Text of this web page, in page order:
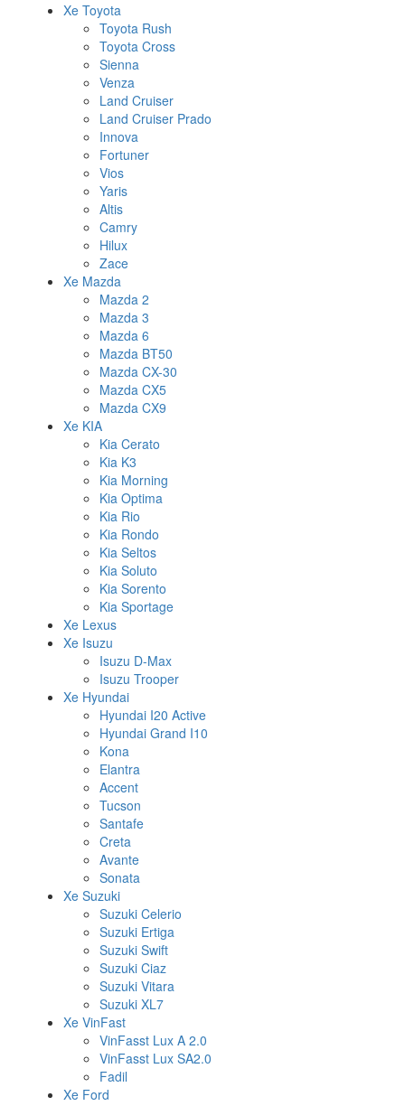
Xe Toyota
Toyota Rush
Toyota Cross
Sienna
Venza
Land Cruiser
Land Cruiser Prado
Innova
Fortuner
Vios
Yaris
Altis
Camry
Hilux
Zace
Xe Mazda
Mazda 2
Mazda 3
Mazda 6
Mazda BT50
Mazda CX-30
Mazda CX5
Mazda CX9
Xe KIA
Kia Cerato
Kia K3
Kia Morning
Kia Optima
Kia Rio
Kia Rondo
Kia Seltos
Kia Soluto
Kia Sorento
Kia Sportage
Xe Lexus
Xe Isuzu
Isuzu D-Max
Isuzu Trooper
Xe Hyundai
Hyundai I20 Active
Hyundai Grand I10
Kona
Elantra
Accent
Tucson
Santafe
Creta
Avante
Sonata
Xe Suzuki
Suzuki Celerio
Suzuki Ertiga
Suzuki Swift
Suzuki Ciaz
Suzuki Vitara
Suzuki XL7
Xe VinFast
VinFasst Lux A 2.0
VinFasst Lux SA2.0
Fadil
Xe Ford